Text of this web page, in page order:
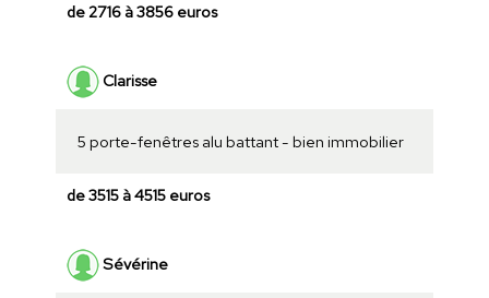
de 2716 à 3856 euros
Clarisse
5 porte-fenêtres alu battant - bien immobilier
de 3515 à 4515 euros
Sévérine